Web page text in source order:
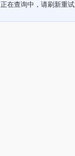
正在查询中，请刷新重试